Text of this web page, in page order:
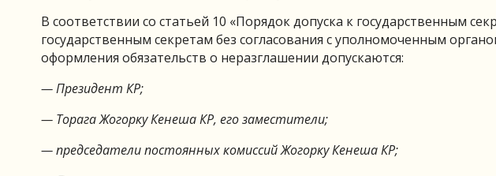
В соответствии со статьей 10 «Порядок допуска к государственным
государственным секретам без согласования с уполномоченным
оформления обязательств о неразглашении допускаются:
— Президент КР;
— Торага Жогорку Кенеша КР, его заместители;
— председатели постоянных комиссий Жогорку Кенеша КР;